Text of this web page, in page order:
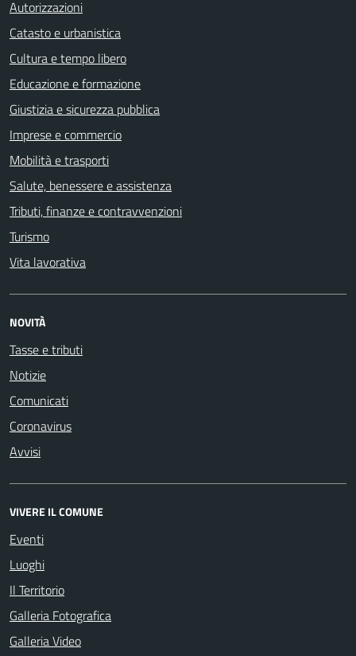
Autorizzazioni
Catasto e urbanistica
Cultura e tempo libero
Educazione e formazione
Giustizia e sicurezza pubblica
Imprese e commercio
Mobilità e trasporti
Salute, benessere e assistenza
Tributi, finanze e contravvenzioni
Turismo
Vita lavorativa
NOVITÀ
Tasse e tributi
Notizie
Comunicati
Coronavirus
Avvisi
VIVERE IL COMUNE
Eventi
Luoghi
Il Territorio
Galleria Fotografica
Galleria Video